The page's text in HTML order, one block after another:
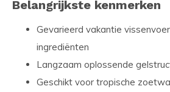
Belangrijkste kenmerken
Gevarieerd vakantie
ingrediënten
Langzaam oplossende
Geschikt voor tropische